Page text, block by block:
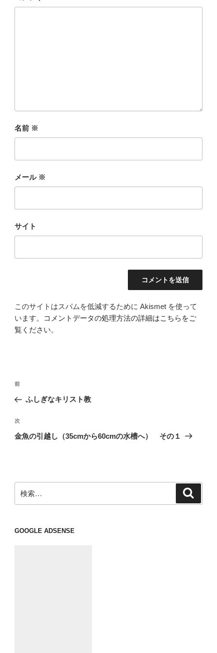
名前 ※
メール ※
サイト
このサイトはスパムを低減するために Akismet を使って
います。
コメントデータの処理方法の詳細はこちらをご
覧ください。
投
ナ
ビ
ゲ
ン
前
の
稿
前
ふしぎなキリスト教
次
の
次
金魚の引越し（35cmから60cmの水槽へ） その１
索:
GOOGLE ADSENSE